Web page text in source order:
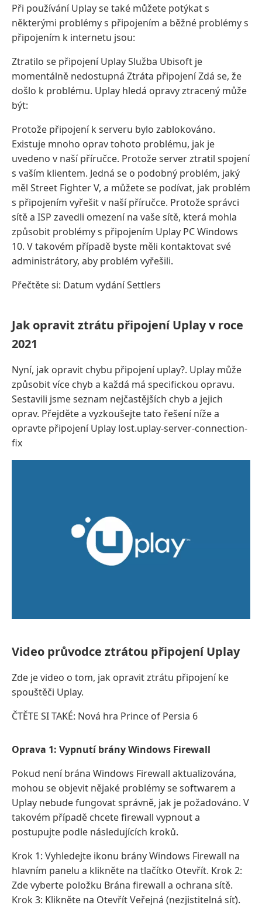
Při používání Uplay se také můžete potýkat s
některými problémy s připojením a běžné problémy s
připojením k internetu jsou:
Ztratilo se připojení Uplay Služba Ubisoft je
momentálně nedostupná Ztráta připojení Zdá se, že
došlo k problému. Uplay hledá opravy ztracený může
být:
Protože připojení k serveru bylo zablokováno.
Existuje mnoho oprav tohoto problému, jak je
uvedeno v naší příručce. Protože server ztratil spojení
s vaším klientem. Jedná se o podobný problém, jaký
měl Street Fighter V, a můžete se podívat, jak problém
s připojením vyřešit v naší příručce. Protože správci
sítě a ISP zavedli omezení na vaše sítě, která mohla
způsobit problémy s připojením Uplay PC Windows
10. V takovém případě byste měli kontaktovat své
administrátory, aby problém vyřešili.
Přečtěte si: Datum vydání Settlers
Jak opravit ztrátu připojení Uplay v roce
2021
Nyní, jak opravit chybu připojení uplay?. Uplay může
způsobit více chyb a každá má specifickou opravu.
Sestavili jsme seznam nejčastějších chyb a jejich
oprav. Přejděte a vyzkoušejte tato řešení níže a
opravte připojení Uplay lost.uplay-server-connection-
fix
Video průvodce ztrátou připojení Uplay
Zde je video o tom, jak opravit ztrátu připojení ke
spouštěči Uplay.
ČTĚTE SI TAKÉ: Nová hra Prince of Persia 6
Oprava 1: Vypnutí brány Windows Firewall
Pokud není brána Windows Firewall aktualizována,
mohou se objevit nějaké problémy se softwarem a
Uplay nebude fungovat správně, jak je požadováno. V
takovém případě chcete firewall vypnout a
postupujte podle následujících kroků.
Krok 1: Vyhledejte ikonu brány Windows Firewall na
hlavním panelu a klikněte na tlačítko Otevřít. Krok 2:
Zde vyberte položku Brána firewall a ochrana sítě.
Krok 3: Klikněte na Otevřít Veřejná (nezjistitelná síť).